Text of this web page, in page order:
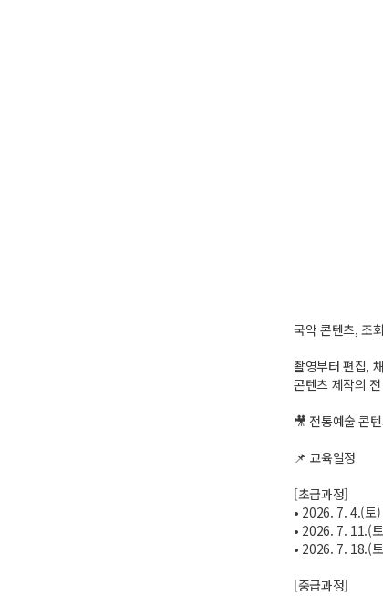
국악 콘텐츠, 조
촬영부터 편집,
콘텐츠 제작의
🎥 전통예술 콘
📌 교육일정
[초급과정]
• 2026. 7. 4.(토
• 2026. 7. 11.(
• 2026. 7. 18.(
[중급과정]